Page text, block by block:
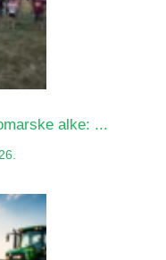
alke: ...